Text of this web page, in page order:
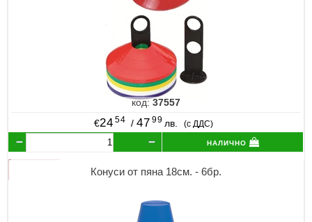
код:37557
€24 54 / 47 99 лв. (с ДДС)
налично
Конуси от пяна 18см. - 6бр.